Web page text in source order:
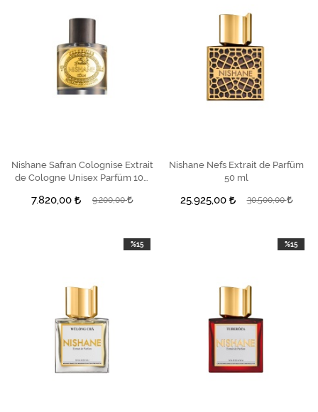
SEPETE EKLE
Nishane Safran Colognise Extrait
de Cologne Unisex Parfüm 100
7.820,00 9.200,00
SEPETE EKLE
Nishane Nefs Extrait de Parfüm
50 ml
25.925,00 30.500,00
%15 %15